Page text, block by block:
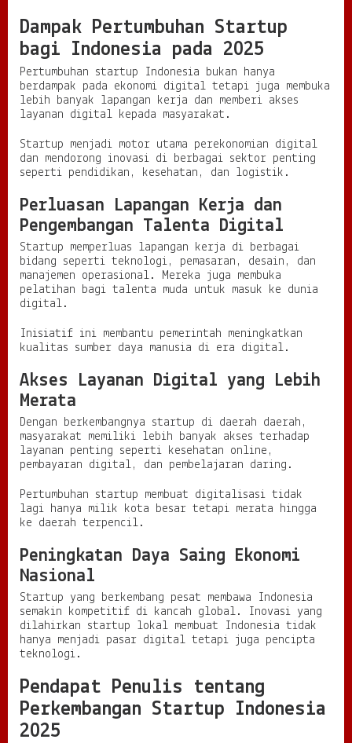
Dampak Pertumbuhan Startup
bagi Indonesia pada 2025
Pertumbuhan startup Indonesia bukan hanya
berdampak pada ekonomi digital tetapi juga membuka
lebih banyak lapangan kerja dan memberi akses
layanan digital kepada masyarakat.
Startup menjadi motor utama perekonomian digital
dan mendorong inovasi di berbagai sektor penting
seperti pendidikan, kesehatan, dan logistik.
Perluasan Lapangan Kerja dan
Pengembangan Talenta Digital
Startup memperluas lapangan kerja di berbagai
bidang seperti teknologi, pemasaran, desain, dan
manajemen operasional. Mereka juga membuka
pelatihan bagi talenta muda untuk masuk ke dunia
digital.
Inisiatif ini membantu pemerintah meningkatkan
kualitas sumber daya manusia di era digital.
Akses Layanan Digital yang Lebih
Merata
Dengan berkembangnya startup di daerah daerah,
masyarakat memiliki lebih banyak akses terhadap
layanan penting seperti kesehatan online,
pembayaran digital, dan pembelajaran daring.
Pertumbuhan startup membuat digitalisasi tidak
lagi hanya milik kota besar tetapi merata hingga
ke daerah terpencil.
Peningkatan Daya Saing Ekonomi
Nasional
Startup yang berkembang pesat membawa Indonesia
semakin kompetitif di kancah global. Inovasi yang
dilahirkan startup lokal membuat Indonesia tidak
hanya menjadi pasar digital tetapi juga pencipta
teknologi.
Pendapat Penulis tentang
Perkembangan Startup Indonesia
2025